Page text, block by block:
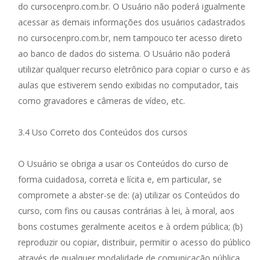
do cursocenpro.com.br. O Usuário não poderá igualmente
acessar as demais informações dos usuários cadastrados
no cursocenpro.com.br, nem tampouco ter acesso direto
ao banco de dados do sistema. O Usuário não poderá
utilizar qualquer recurso eletrônico para copiar o curso e as
aulas que estiverem sendo exibidas no computador, tais
como gravadores e câmeras de vídeo, etc.
3.4 Uso Correto dos Conteúdos dos cursos
O Usuário se obriga a usar os Conteúdos do curso de
forma cuidadosa, correta e lícita e, em particular, se
compromete a abster-se de: (a) utilizar os Conteúdos do
curso, com fins ou causas contrárias à lei, à moral, aos
bons costumes geralmente aceitos e à ordem pública; (b)
reproduzir ou copiar, distribuir, permitir o acesso do público